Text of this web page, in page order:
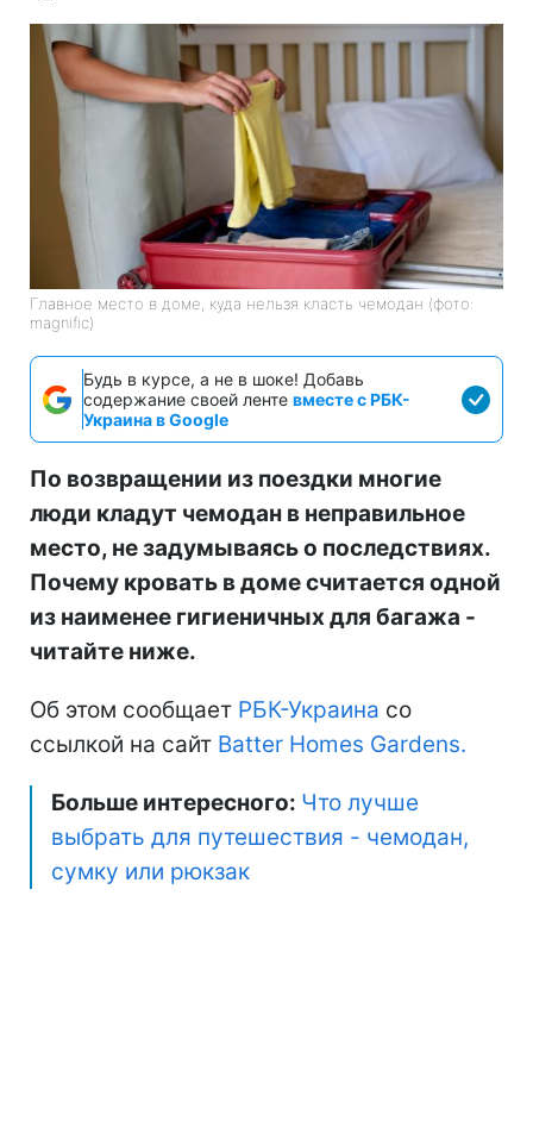
Главное место в доме, куда нельзя класть чемодан (фото:
magnific)
Будь в курсе, а не в шоке! Добавь
содержание своей ленте вместе с РБК-
Украина в Google
По возвращении из поездки многие
люди кладут чемодан в неправильное
место, не задумываясь о последствиях.
Почему кровать в доме считается одной
из наименее гигиеничных для багажа -
читайте ниже.
Об этом сообщает РБК-Украина со
ссылкой на сайт Batter Homes Gardens.
Больше интересного: Что лучше
выбрать для путешествия - чемодан,
сумку или рюкзак